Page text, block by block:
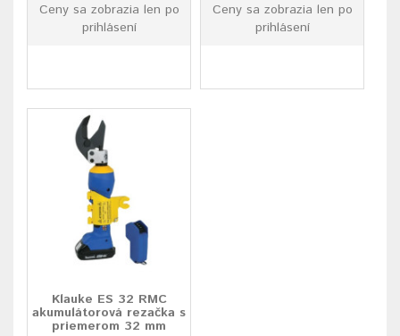
Ceny sa zobrazia len po
prihlásení
Ceny sa zobrazia len po
prihlásení
Klauke ES 32 RMC
akumulátorová rezačka s
priemerom 32 mm